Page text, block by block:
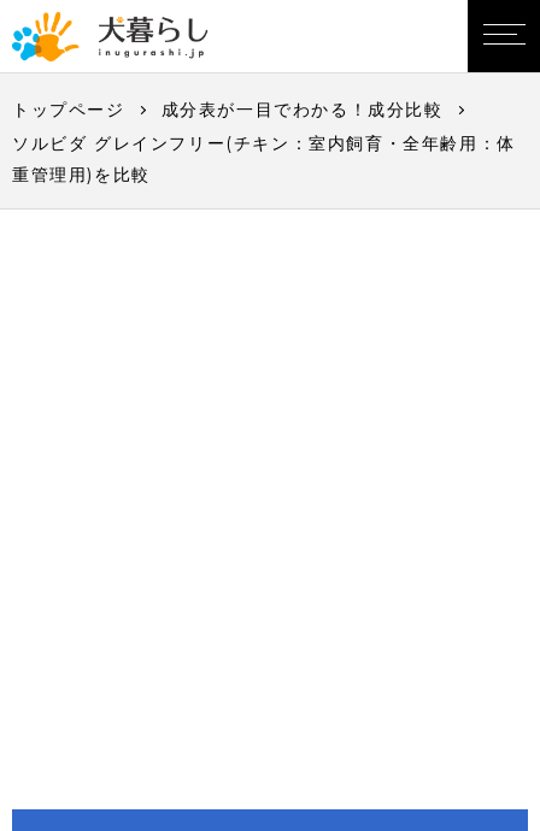
トップページ
成分表が一目でわかる！成分比較
ソルビダ グレインフリー(チキン：室内飼育・全年齢用：体
重管理用)を比較